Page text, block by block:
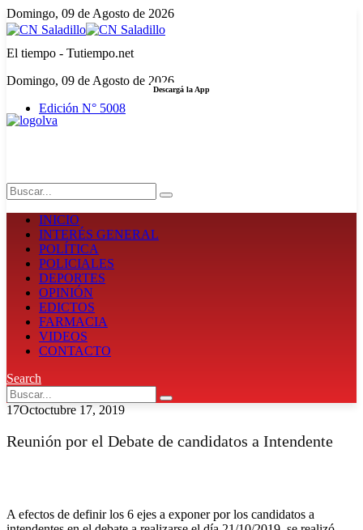
Domingo, 09 de Agosto de 2026
El tiempo - Tutiempo.net
Domingo, 09 de Agosto de 2026
Edición N° 5008
Descargá la App
INICIO
INTERÉS GENERAL
POLÍTICA
POLICIALES
DEPORTES
OPINIÓN
EDICTOS
FARMACIA
VIDEOS
CONTACTO
Search
17Octoctubre 17, 2019
Reunión por el Debate de candidatos a Intendente
A efectos de definir los 6 ejes a exponer por los candidatos a